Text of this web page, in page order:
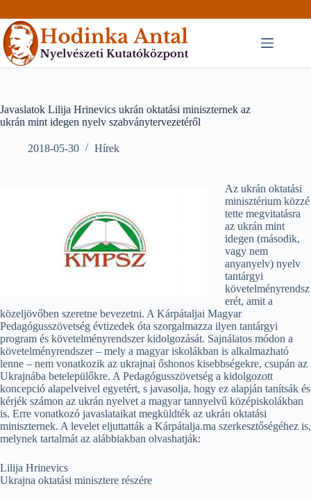
to
content
Javaslatok Lilija Hrinevics ukrán oktatási miniszternek az
ukrán mint idegen nyelv szabványtervezetéről
2018-05-30 Hírek
Az ukrán oktatási
minisztérium közzé
tette megvitatásra
az ukrán mint
idegen (második,
vagy nem
anyanyelv) nyelv
tantárgyi
követelményrendsz
erét, amit a
közeljövőben szeretne bevezetni. A Kárpátaljai Magyar
Pedagógusszövetség évtizedek óta szorgalmazza ilyen tantárgyi
program és követelményrendszer kidolgozását. Sajnálatos módon a
követelményrendszer – mely a magyar iskolákban is alkalmazható
lenne – nem vonatkozik az ukrajnai őshonos kisebbségekre, csupán az
Ukrajnába betelepülőkre. A Pedagógusszövetség a kidolgozott
koncepció alapelveivel egyetért, s javasolja, hogy ez alapján tanítsák és
kérjék számon az ukrán nyelvet a magyar tannyelvű középiskolákban
is. Erre vonatkozó javaslataikat megküldték az ukrán oktatási
miniszternek. A levelet eljuttatták a Kárpátalja.ma szerkesztőségéhez is,
melynek tartalmát az alábbiakban olvashatják:
Lilija Hrinevics
Ukrajna oktatási minisztere részére